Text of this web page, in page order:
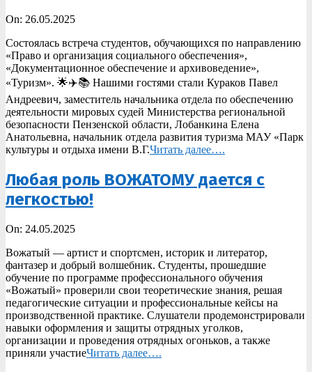
2025-
26
On: 26.05.2025
Состоялась встреча студентов, обучающихся по направлению
«Право и организация социального обеспечения»,
«Документационное обеспечение и архивоведение»,
«Туризм». 🌟✈️📚 Нашими гостями стали Кураков Павел
Андреевич, заместитель начальника отдела по обеспечению
деятельности мировых судей Министерства региональной
безопасности Пензенской области, Лобанкина Елена
Анатольевна, начальник отдела развития туризма МАУ «Парк
культуры и отдыха имени В.Г.Читать далее….
Любая роль ВОЖАТОМУ дается с
легкостью!
2025-
24
On: 24.05.2025
Вожатый — артист и спортсмен, историк и литератор,
фантазер и добрый волшебник. Студенты, прошедшие
обучение по программе профессионального обучения
«Вожатый» проверили свои теоретические знания, решая
педагогические ситуации и профессиональные кейсы на
производственной практике. Слушатели продемонстрировали
навыки оформления и защиты отрядных уголков,
организации и проведения отрядных огоньков, а также
приняли участиеЧитать далее….